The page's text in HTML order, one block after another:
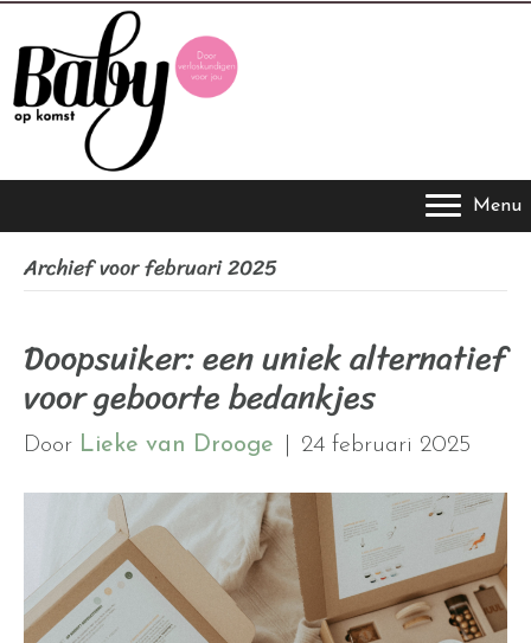
Menu
Archief voor februari 2025
Doopsuiker: een uniek alternatief
voor geboorte bedankjes
Door Lieke van Drooge 24 februari 2025